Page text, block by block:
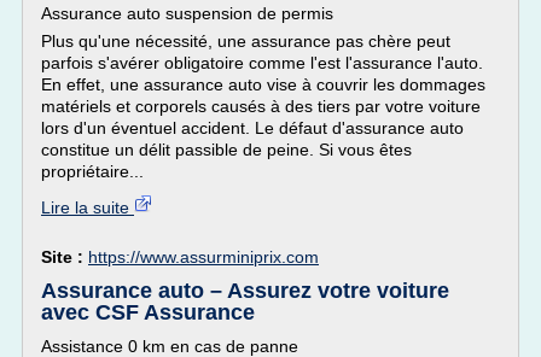
Assurance auto suspension de permis
Plus qu'une nécessité, une assurance pas chère peut
parfois s'avérer obligatoire comme l'est l'assurance l'auto.
En effet, une assurance auto vise à couvrir les dommages
matériels et corporels causés à des tiers par votre voiture
lors d'un éventuel accident. Le défaut d'assurance auto
constitue un délit passible de peine. Si vous êtes
propriétaire...
Lire la suite
Site : https://www.assurminiprix.com
Assurance auto – Assurez votre voiture
avec CSF Assurance
Assistance 0 km en cas de panne